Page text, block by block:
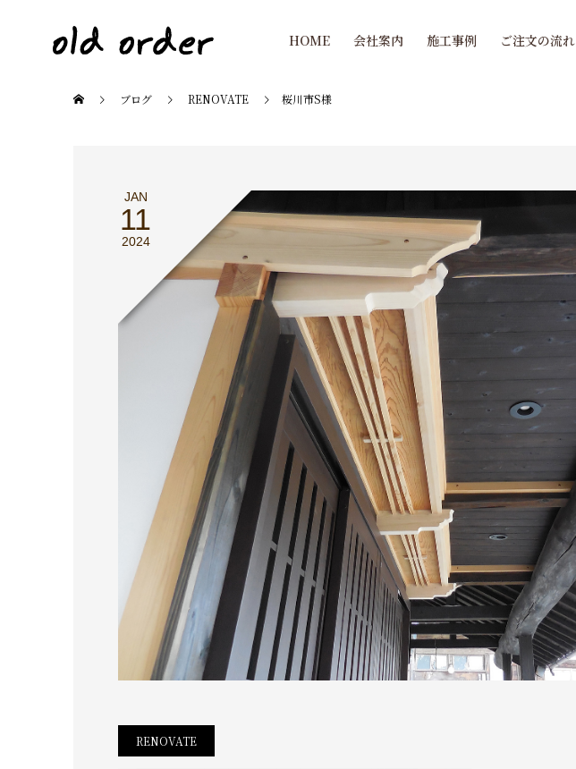
HOME 会社案内 施工事例 ご注文の流れ
ブログ RENOVATE 桜川市S様
JAN
11
2024
RENOVATE